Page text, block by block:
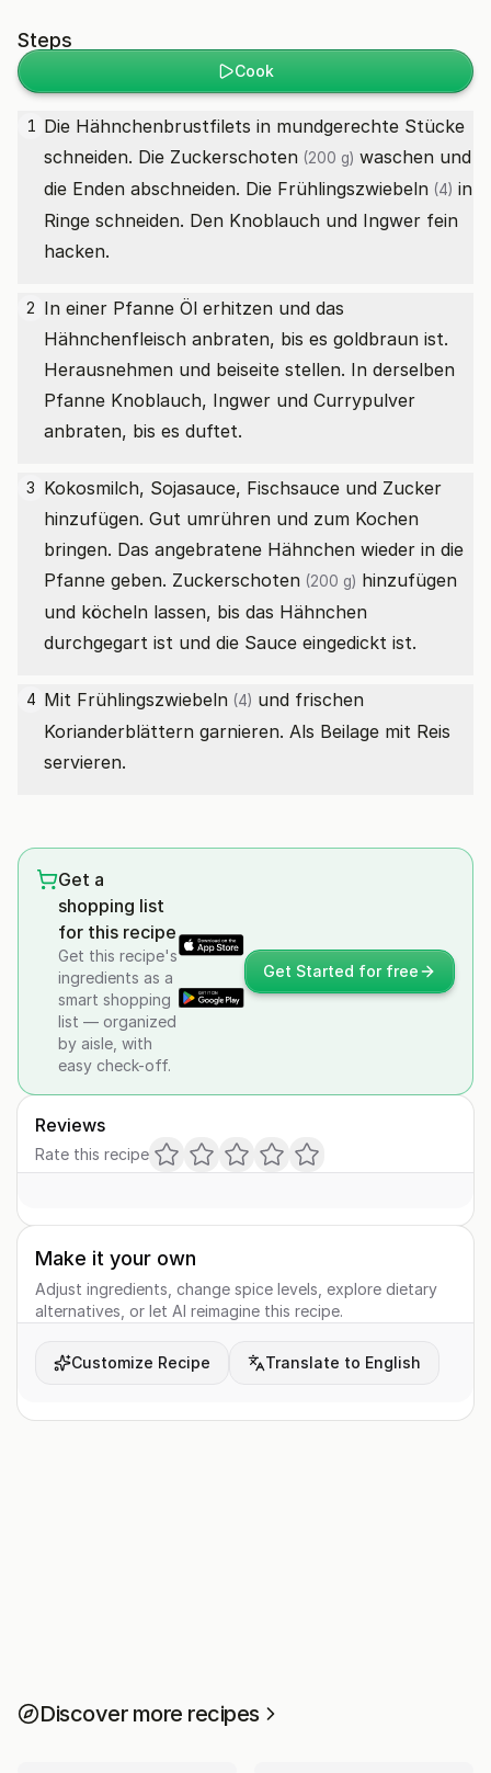
Steps
Cook
1 Die Hähnchenbrustfilets in mundgerechte Stücke
schneiden. Die Zuckerschoten (200 g) waschen und
die Enden abschneiden. Die Frühlingszwiebeln (4) in
Ringe schneiden. Den Knoblauch und Ingwer fein
hacken.
2 In einer Pfanne Öl erhitzen und das
Hähnchenfleisch anbraten, bis es goldbraun ist.
Herausnehmen und beiseite stellen. In derselben
Pfanne Knoblauch, Ingwer und Currypulver
anbraten, bis es duftet.
3 Kokosmilch, Sojasauce, Fischsauce und Zucker
hinzufügen. Gut umrühren und zum Kochen
bringen. Das angebratene Hähnchen wieder in die
Pfanne geben. Zuckerschoten (200 g) hinzufügen
und köcheln lassen, bis das Hähnchen
durchgegart ist und die Sauce eingedickt ist.
4 Mit Frühlingszwiebeln (4) und frischen
Korianderblättern garnieren. Als Beilage mit Reis
servieren.
Get a
shopping list
for this recipe
Get this recipe's
ingredients as a
smart shopping
list — organized
by aisle, with
easy check-off.
Get Started for free
Reviews
Rate this recipe
Make it your own
Adjust ingredients, change spice levels, explore dietary
alternatives, or let AI reimagine this recipe.
Customize Recipe Translate to English
Discover more recipes